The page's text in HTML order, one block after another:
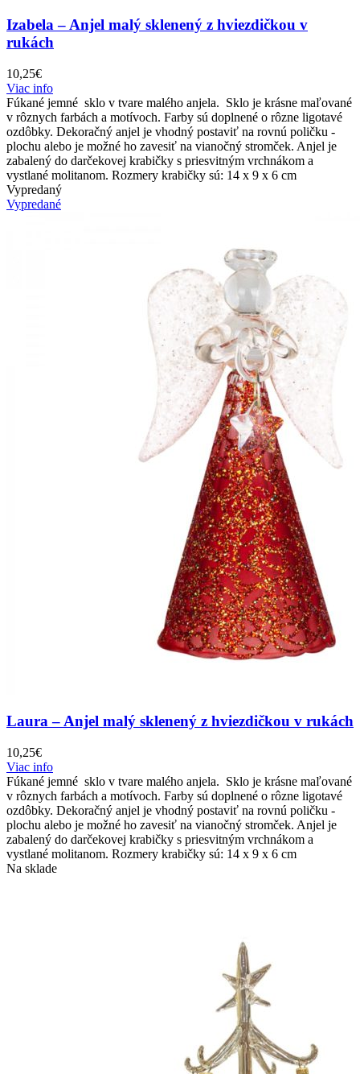
Izabela – Anjel malý sklenený z hviezdičkou v
rukách
10,25€
Viac info
Fúkané jemné sklo v tvare malého anjela. Sklo je krásne maľované
v rôznych farbách a motívoch. Farby sú doplnené o rôzne ligotavé
ozdôbky. Dekoračný anjel je vhodný postaviť na rovnú poličku -
plochu alebo je možné ho zavesiť na vianočný stromček. Anjel je
zabalený do darčekovej krabičky s priesvitným vrchnákom a
vystlané molitanom. Rozmery krabičky sú: 14 x 9 x 6 cm
Vypredaný
Vypredané
Laura – Anjel malý sklenený z hviezdičkou v rukách
10,25€
Viac info
Fúkané jemné sklo v tvare malého anjela. Sklo je krásne maľované
v rôznych farbách a motívoch. Farby sú doplnené o rôzne ligotavé
ozdôbky. Dekoračný anjel je vhodný postaviť na rovnú poličku -
plochu alebo je možné ho zavesiť na vianočný stromček. Anjel je
zabalený do darčekovej krabičky s priesvitným vrchnákom a
vystlané molitanom. Rozmery krabičky sú: 14 x 9 x 6 cm
Na sklade